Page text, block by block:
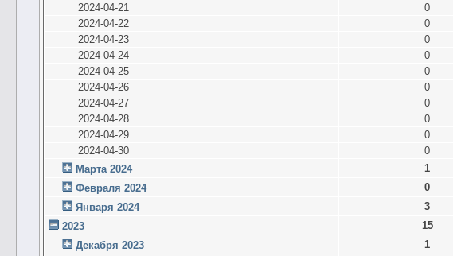
2024-04-21
0
2024-04-22
0
2024-04-23
0
2024-04-24
0
2024-04-25
0
2024-04-26
0
2024-04-27
0
2024-04-28
0
2024-04-29
0
2024-04-30
0
Марта 2024
1
Февраля 2024
0
Января 2024
3
2023
15
Декабря 2023
1